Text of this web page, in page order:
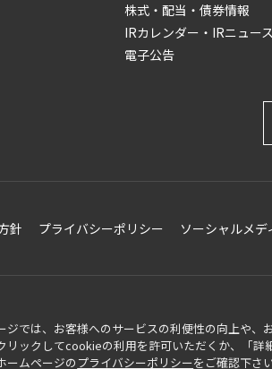
ジでは、お客様へのサービスの利便性の向上や
リックしてcookieの利用を許可いただくか、「
ームページの プライバシーポリシーをご確認下さい
株式・配当・債券情報
IRカレンダー・IRニュース
電子公告
針 プライバシーポリシー ソーシャルメ